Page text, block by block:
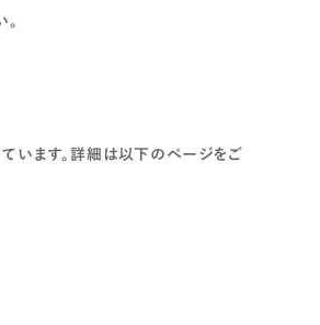
います。詳細は以下のページをご